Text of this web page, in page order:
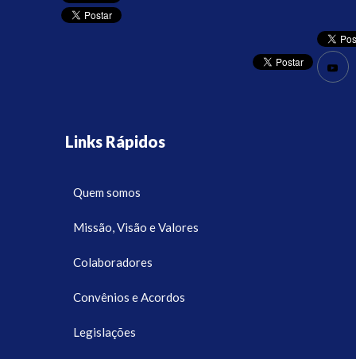
Links Rápidos
Quem somos
Missão, Visão e Valores
Colaboradores
Convênios e Acordos
Legislações